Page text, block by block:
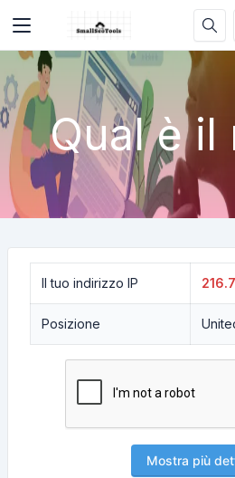
Qual è il
Il tuo indirizzo IP
Posizione
Mostra più